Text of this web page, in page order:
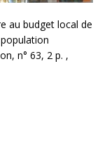
au budget local de
n° 63, 2 p. ,